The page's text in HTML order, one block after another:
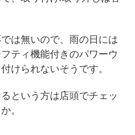
は無いので、雨の日には
ティ機能付きのパワーウ
けられないそうです。
という方は店頭でチェッ
。